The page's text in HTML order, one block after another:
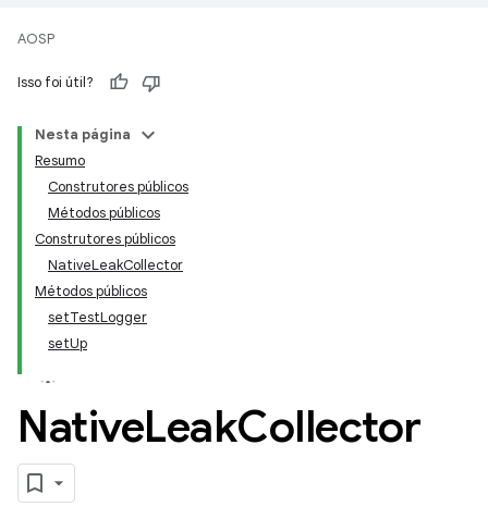
AOSP
Isso foi útil?
Nesta página
Resumo
Construtores públicos
Métodos públicos
Construtores públicos
NativeLeakCollector
Métodos públicos
setTestLogger
setUp
NativeLeakCollector